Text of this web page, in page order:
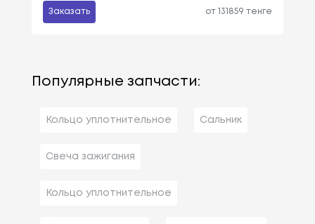
Заказать от 131859 тенге
Популярные запчасти:
Кольцо уплотнительное Сальник
Свеча зажигания
Кольцо уплотнительное